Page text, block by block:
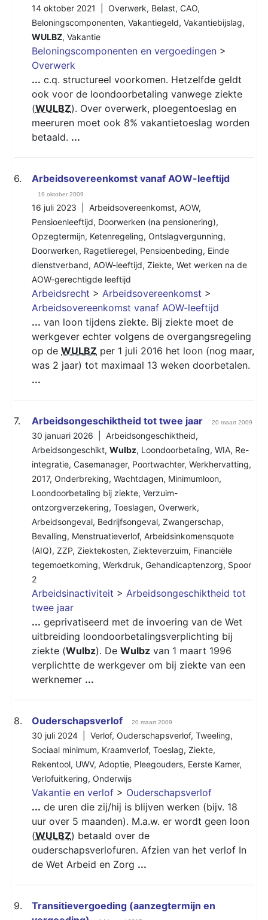
14 oktober 2021 | Overwerk, Belast, CAO,
Beloningscomponenten, Vakantiegeld, Vakantiebijslag,
WULBZ, Vakantie
Beloningscomponenten en vergoedingen >
Overwerk
... c.q. structureel voorkomen. Hetzelfde geldt
ook voor de loondoorbetaling vanwege ziekte
(WULBZ). Over overwerk, ploegentoeslag en
meeruren moet ook 8% vakantietoeslag worden
betaald. ...
6. Arbeidsovereenkomst vanaf AOW-leeftijd
19 oktober 2009
16 juli 2023 | Arbeidsovereenkomst, AOW,
Pensioenleeftijd, Doorwerken (na pensionering),
Opzegtermijn, Ketenregeling, Ontslagvergunning,
Doorwerken, Ragetlieregel, Pensioenbeding, Einde
dienstverband, AOW-leeftijd, Ziekte, Wet werken na de
AOW-gerechtigde leeftijd
Arbeidsrecht > Arbeidsovereenkomst >
Arbeidsovereenkomst vanaf AOW-leeftijd
... van loon tijdens ziekte. Bij ziekte moet de
werkgever echter volgens de overgangsregeling
op de WULBZ per 1 juli 2016 het loon (nog maar,
was 2 jaar) tot maximaal 13 weken doorbetalen.
...
7. Arbeidsongeschiktheid tot twee jaar 20 maart 2009
30 januari 2026 | Arbeidsongeschiktheid,
Arbeidsongeschikt, Wulbz, Loondoorbetaling, WIA, Re-
integratie, Casemanager, Poortwachter, Werkhervatting,
2017, Onderbreking, Wachtdagen, Minimumloon,
Loondoorbetaling bij ziekte, Verzuim-
ontzorgverzekering, Toeslagen, Overwerk,
Arbeidsongeval, Bedrijfsongeval, Zwangerschap,
Bevalling, Menstruatieverlof, Arbeidsinkomensquote
(AIQ), ZZP, Ziektekosten, Ziekteverzuim, Financiële
tegemoetkoming, Werkdruk, Gehandicaptenzorg, Spoor
2
Arbeidsinactiviteit > Arbeidsongeschiktheid tot
twee jaar
... geprivatiseerd met de invoering van de Wet
uitbreiding loondoorbetalingsverplichting bij
ziekte (Wulbz). De Wulbz van 1 maart 1996
verplichtte de werkgever om bij ziekte van een
werknemer ...
8. Ouderschapsverlof 20 maart 2009
30 juli 2024 | Verlof, Ouderschapsverlof, Tweeling,
Sociaal minimum, Kraamverlof, Toeslag, Ziekte,
Rekentool, UWV, Adoptie, Pleegouders, Eerste Kamer,
Verlofuitkering, Onderwijs
Vakantie en verlof > Ouderschapsverlof
... de uren die zij/hij is blijven werken (bijv. 18
uur over 5 maanden). M.a.w. er wordt geen loon
(WULBZ) betaald over de
ouderschapsverlofuren. Afzien van het verlof In
de Wet Arbeid en Zorg ...
9.
Transitievergoeding (aanzegtermijn en